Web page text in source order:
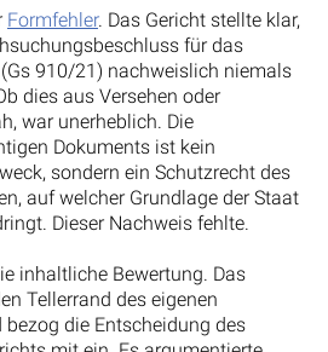
Formfehler. Das Gericht stellte klar,
für das
910/21) nachweislich niemals
dies aus Versehen oder
war unerheblich. Die
Dokuments ist kein
sondern ein Schutzrecht des
auf welcher Grundlage der Staat
Dieser Nachweis fehlte.
inhaltliche Bewertung. Das
Tellerrand des eigenen
die Entscheidung des